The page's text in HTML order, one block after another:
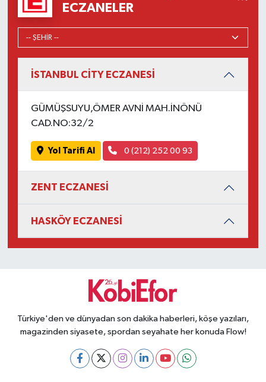
ECZANELER
İSTANBUL CİTY ECZANESİ
GÜMÜŞSUYU,ÖMER AVNİ MAH.İNÖNÜ
CAD.NO:32/2
Yol Tarifi Al 0 (212) 252 00 93
ZENT ECZANESİ
HASKÖY ECZANESİ
Türkiye'den ve dünyadan son dakika haberleri, köşe yazıları,
magazinden siyasete, spordan seyahate her konuda Flow!